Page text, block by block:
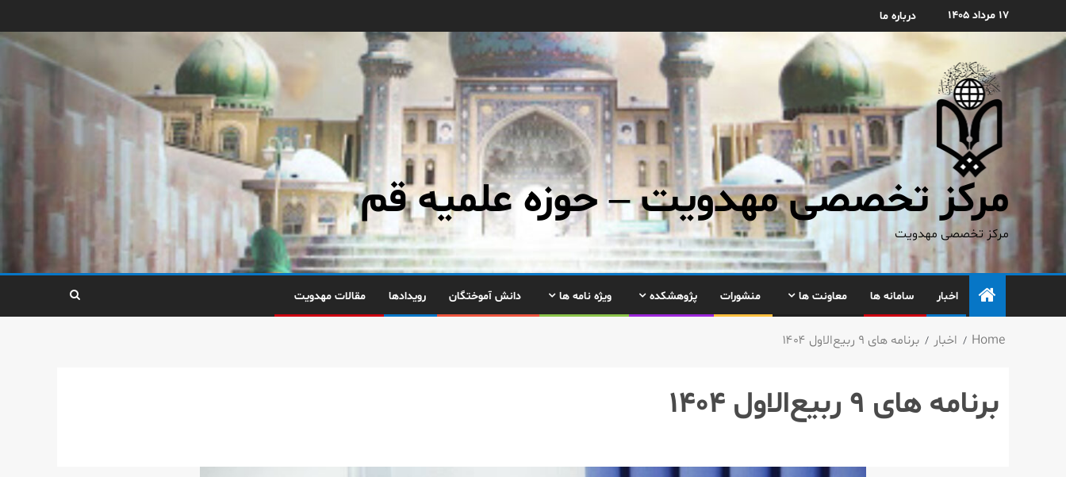
۱۷ مرداد ۱۴۰۵ درباره ما
مرکز تخصصی مهدویت – حوزه علمیه قم
مرکز تخصصی مهدویت
اخبار سامانه ها معاونت ها منشورات پژوهشکده ویژه نامه ها دانش آموختگان رویدادها مقالات مهدویت
Home اخبار برنامه های ۹ ربیع‌الاول ۱۴۰۴
برنامه های ۹ ربیع‌الاول ۱۴۰۴